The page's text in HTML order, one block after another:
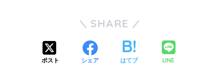
SHARE
ポスト シェア はてブ LINE